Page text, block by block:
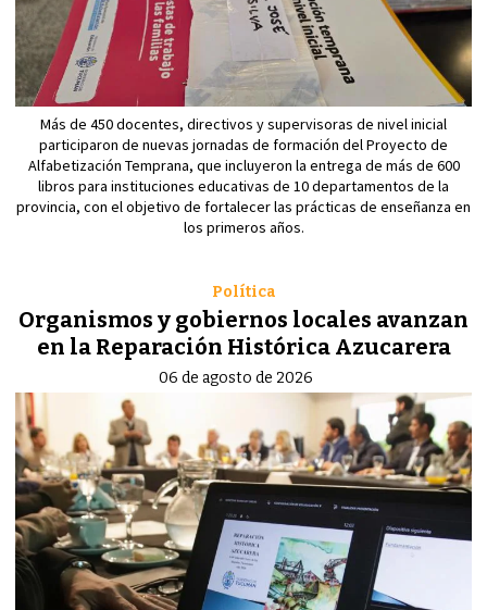
Más de 450 docentes, directivos y supervisoras de nivel inicial
participaron de nuevas jornadas de formación del Proyecto de
Alfabetización Temprana, que incluyeron la entrega de más de 600
libros para instituciones educativas de 10 departamentos de la
provincia, con el objetivo de fortalecer las prácticas de enseñanza en
los primeros años.
Organismos y gobiernos locales avanzan
en la Reparación Histórica Azucarera
Política
06 de agosto de 2026